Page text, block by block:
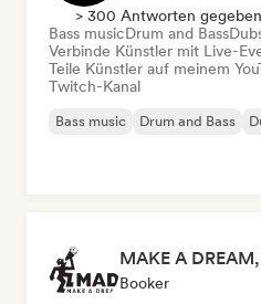
> 300 Antworten gegeben
Bass musicDrum and Bass
Verbinde Künstler mit Live-
Teile Künstler auf meinem
Twitch-Kanal
Bass music Drum and Bass
Booker